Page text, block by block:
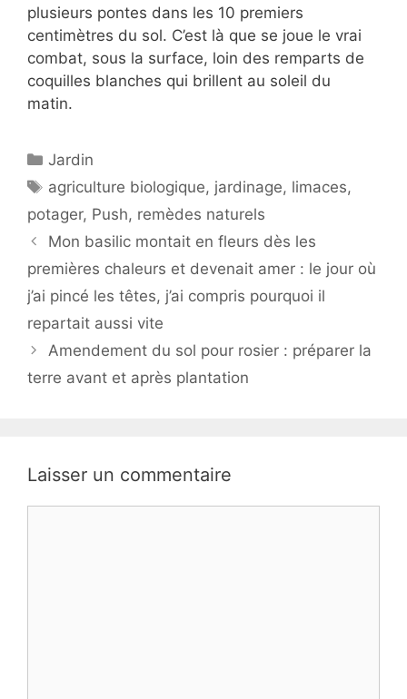
plusieurs pontes dans les 10 premiers
centimètres du sol. C’est là que se joue le vrai
combat, sous la surface, loin des remparts de
coquilles blanches qui brillent au soleil du
matin.
Catégories
Jardin
Étiquettes
agriculture biologique, jardinage, limaces,
potager, Push, remèdes naturels
Mon basilic montait en fleurs dès les
premières chaleurs et devenait amer : le jour où
j’ai pincé les têtes, j’ai compris pourquoi il
repartait aussi vite
Amendement du sol pour rosier : préparer la
terre avant et après plantation
Laisser un commentaire